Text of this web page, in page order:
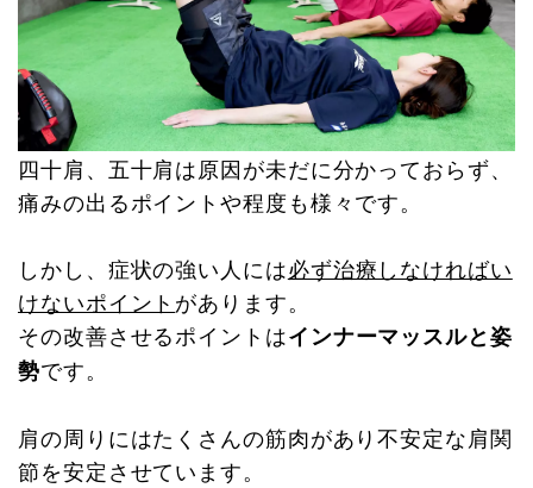
四十肩、五十肩は原因が未だに分かっておらず、
痛みの出るポイントや程度も様々です。
しかし、症状の強い人には必ず治療しなければい
けないポイント があります。
その改善させるポイントはインナーマッスルと姿
勢です。
肩の周りにはたくさんの筋肉があり不安定な肩関
節を安定させています。